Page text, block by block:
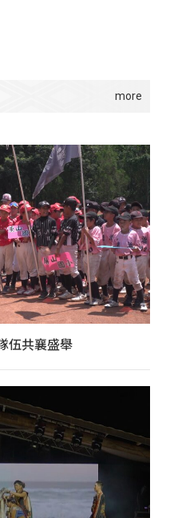
伍共襄盛舉